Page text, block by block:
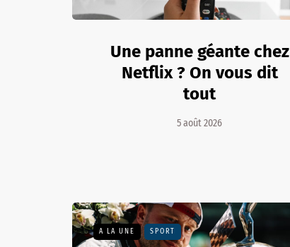
Une panne géante chez
Netflix ? On vous dit
tout
5 août 2026
A LA UNE SPORT